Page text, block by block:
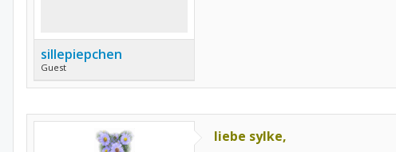
sillepiepchen
Guest
liebe sylke,